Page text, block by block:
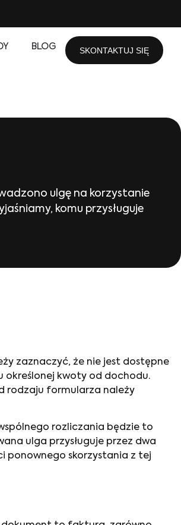
BLOG SKONTAKTUJ SIĘ
ulgę na korzystanie
komu przysługuje
zaznaczyć, że nie jest dostępne
określonej kwoty od dochodu.
rodzaju formularza należy
rozliczania będzie to
ulga przysługuje przez dwa
ponownego skorzystania z tej